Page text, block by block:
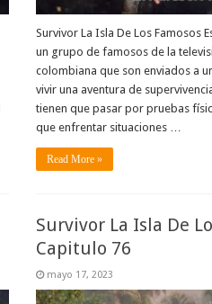
Survivor La Isla De Los Famosos
un grupo de famosos de la
colombiana que son enviados a
vivir una aventura de
tienen que pasar por pruebas
que enfrentar situaciones …
Read More »
Survivor La Isla De
Capitulo 76
mayo 17, 2023